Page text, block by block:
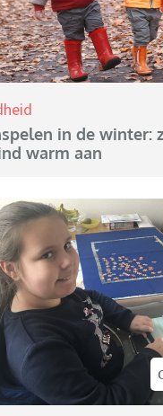
in de winter:
warm aan